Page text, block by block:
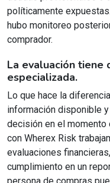
políticamente
hubo monitoreo
comprador.
La evaluación tiene
especializada.
Lo que hace la
información disponible
decisión en el momento
con Wherex Risk
evaluaciones
cumplimiento en un